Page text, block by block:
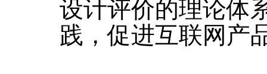
设计评价的理论体
践，促进互联网产